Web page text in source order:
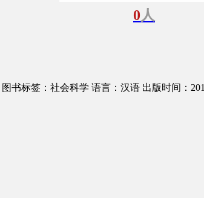
0人
图书标签：社会科学 语言：汉语 出版时间：